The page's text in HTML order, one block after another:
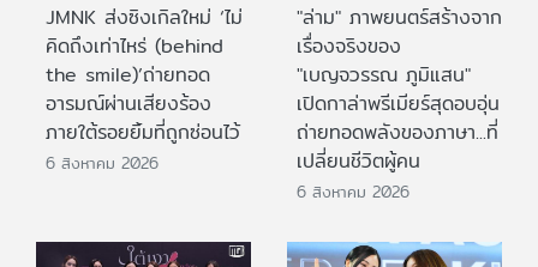
JMNK ส่งซิงเกิลใหม่ ‘ไม่
คิดถึงเท่าไหร่ (behind
the smile)’ถ่ายทอด
อารมณ์ผ่านเสียงร้อง
ภายใต้รอยยิ้มที่ถูกซ่อนไว้
6 สิงหาคม 2026
"ล่าม" ภาพยนตร์สร้างจาก
เรื่องจริงของ
"เบญจวรรณ ภูมิแสน"
เปิดกาล่าพรีเมียร์สุดอบอุ่น
ถ่ายทอดพลังของภาษา...ที่
เปลี่ยนชีวิตผู้คน
6 สิงหาคม 2026